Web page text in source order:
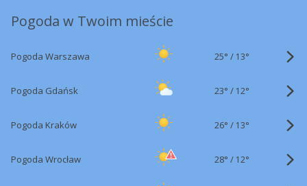
Pogoda w Twoim mieście
Pogoda Warszawa 25° / 13°
Pogoda Gdańsk 23° / 12°
Pogoda Kraków 26° / 13°
Pogoda Wrocław 28° / 12°